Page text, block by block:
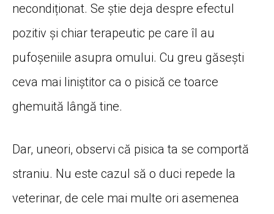
necondiționat. Se știe deja despre efectul
pozitiv și chiar terapeutic pe care îl au
pufoșeniile asupra omului. Cu greu găsești
ceva mai liniștitor ca o pisică ce toarce
ghemuită lângă tine.
Dar, uneori, observi că pisica ta se comportă
straniu. Nu este cazul să o duci repede la
veterinar, de cele mai multe ori asemenea